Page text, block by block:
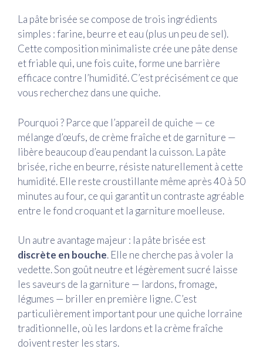
La pâte brisée se compose de trois ingrédients
simples : farine, beurre et eau (plus un peu de sel).
Cette composition minimaliste crée une pâte dense
et friable qui, une fois cuite, forme une barrière
efficace contre l’humidité. C’est précisément ce que
vous recherchez dans une quiche.
Pourquoi ? Parce que l’appareil de quiche — ce
mélange d’œufs, de crème fraîche et de garniture —
libère beaucoup d’eau pendant la cuisson. La pâte
brisée, riche en beurre, résiste naturellement à cette
humidité. Elle reste croustillante même après 40 à 50
minutes au four, ce qui garantit un contraste agréable
entre le fond croquant et la garniture moelleuse.
Un autre avantage majeur : la pâte brisée est
discrète en bouche. Elle ne cherche pas à voler la
vedette. Son goût neutre et légèrement sucré laisse
les saveurs de la garniture — lardons, fromage,
légumes — briller en première ligne. C’est
particulièrement important pour une quiche lorraine
traditionnelle, où les lardons et la crème fraîche
doivent rester les stars.